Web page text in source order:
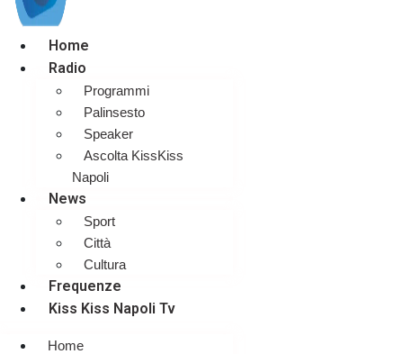
Home
Radio
Programmi
Palinsesto
Speaker
Ascolta KissKiss
Napoli
News
Sport
Città
Cultura
Frequenze
Kiss Kiss Napoli Tv
Home